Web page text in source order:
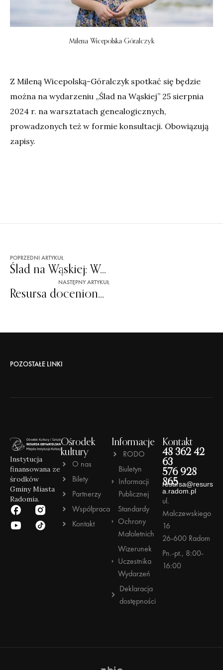
Milena Wicepolska-Góralczyk
Z Mileną Wicepolską-Góralczyk spotkać się będzie
można na wydarzeniu „Ślad na Wąskiej” 25 sierpnia
2024 r. na warsztatach genealogicznych,
prowadzonych też w formie konsultacji. Obowiązują
zapisy.
POPRZEDNI ARTYKUŁ
Ślad na Wąskiej: Warsztaty genealogiczne
NASTĘPNY ARTYKUŁ
Resursa doceniona w konkursie „Mazowieckie Zdarzenia Muzealne – Wierzba”
POZOSTAŁE LINKI
Instytucja
finansowana ze
środków
Gminy Miasta
Radomia.
Ośrodek
kultury
O nas
Bilety
Partnerzy
Współpraca
Kontakt
Informacje
RODO
Biuletyn
Informacji
Publicznej
Standardy
Ochrony
Małoletnich
Wizerunek
Uczestnika
Wydarzeń
Deklaracja
dostępności
Kontakt
48 362 42
63
576 928
865
resursa@resurs
a.radom.pl
ul.
Malczewskiego
16
26-600 Radom
Pn.-pt., 8:00-
16:00